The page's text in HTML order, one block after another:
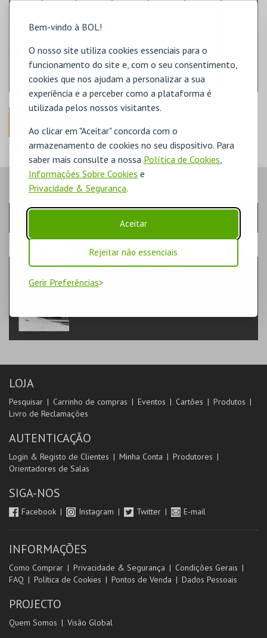
Bem-vindo à BOL!
O nosso site utiliza cookies essenciais para o
funcionamento do site e, com o seu consentimento,
cookies que nos ajudam a personalizar a sua
experiência e a perceber como a plataforma é
utilizada pelos nossos visitantes.
Ao clicar em "Aceitar" concorda com o
armazenamento de cookies no seu dispositivo. Para
saber mais consulte a nossa Política de Cookies,
Informações Sobre Cookies e
Privacidade & Segurança.
Aceitar
Rejeitar não essenciais
Gerir Preferências
24 25
31 1 2 3 4 5
PASSO- SESSÃO
- EVENTO
VISITA À CASA DO INFANTE
TEATRO & ARTE | MUSEU
LOJA
Pesquisar Carrinho de compras Eventos Cartões
Produtos
Livro de Reclamações
AUTENTICAÇÃO
Login & Registo de Clientes Minha Conta
Produtores
Orientadores de Salas
SIGA-NOS
Facebook Instagram Twitter E-mail
INFORMAÇÕES
Como Comprar Privacidade & Segurança
Condições Gerais
FAQ
Política de Cookies Pontos de Venda Dados Pessoais
PROJECTO
Quem Somos Visão Global